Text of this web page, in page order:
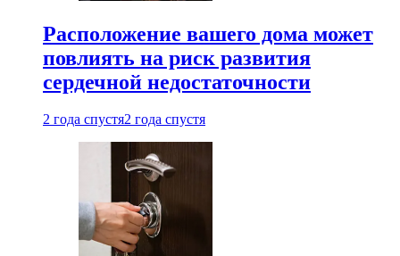
Расположение вашего дома может
повлиять на риск развития
сердечной недостаточности
2 года спустя2 года спустя